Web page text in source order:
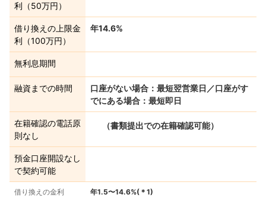
利（50万円）
借り換えの上限金
利（100万円）
年14.6%
無利息期間
融資までの時間
口座がない場合：最短翌営業日／口座がす
でにある場合：最短即日
在籍確認の電話原
則なし
（書類提出での在籍確認可能）
預金口座開設なし
で契約可能
借り換えの金利 年1.5〜14.6%(＊ 1)